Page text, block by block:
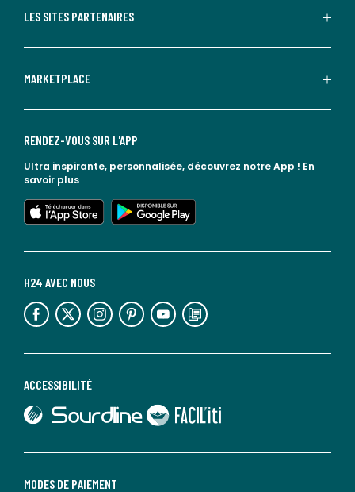
LES SITES PARTENAIRES
MARKETPLACE
MODES DE PAIEMENT
ACCESSIBILITÉ
lien vers Sourdline
lien vers Faciliti
H24 AVEC NOUS
lien vers l'espace réseaux sociaux lien vers l'espace réseaux sociaux lien vers l'espace réseaux sociaux lien vers l'espace réseaux sociaux lien vers l'espace réseaux sociaux lien vers le blog la redoute
RENDEZ-VOUS SUR L'APP
Ultra inspirante, personnalisée, découvrez notre App ! En
savoir plus
lien vers l'app store
lien vers google play